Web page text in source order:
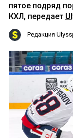
пятое подряд
КХЛ, передает
Редакция